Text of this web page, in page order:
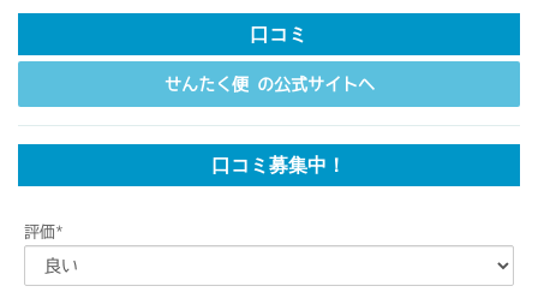
口コミ
せんたく便 の公式サイトへ
口コミ募集中！
評価*